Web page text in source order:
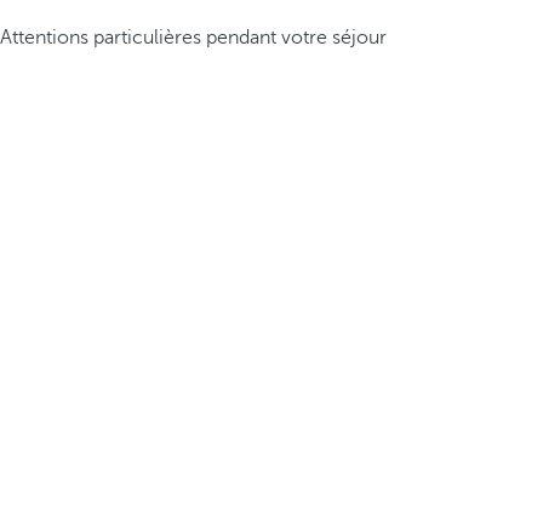
Attentions particulières pendant votre séjour